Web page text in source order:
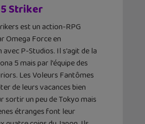
Striker
est un action-RPG
Omega Force en
P-Studios. Il s’agit de la
5 mais par l’équipe des
Les Voleurs Fantômes
de leurs vacances bien
sortir un peu de Tokyo mais
étranges font leur